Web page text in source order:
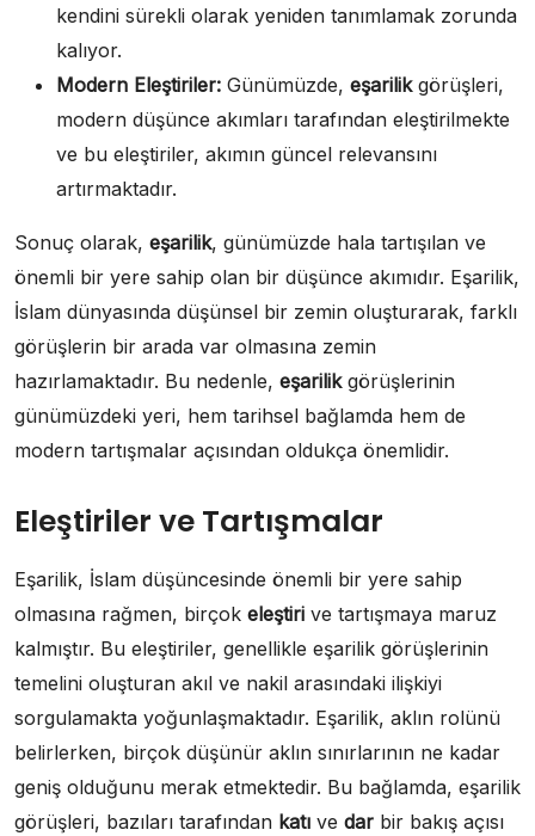
kendini sürekli olarak yeniden tanımlamak zorunda
kalıyor.
Modern Eleştiriler: Günümüzde, eşarilikgörüşleri,
modern düşünce akımları tarafından eleştirilmekte
ve bu eleştiriler, akımın güncel relevansını
artırmaktadır.
Sonuç olarak, eşarilik, günümüzde hala tartışılan ve
önemli bir yere sahip olan bir düşünce akımıdır. Eşarilik,
İslam dünyasında düşünsel bir zemin oluşturarak, farklı
görüşlerin bir arada var olmasına zemin
hazırlamaktadır. Bu nedenle, eşarilikgörüşlerinin
günümüzdeki yeri, hem tarihsel bağlamda hem de
modern tartışmalar açısından oldukça önemlidir.
Eleştiriler ve Tartışmalar
Eşarilik, İslam düşüncesinde önemli bir yere sahip
olmasına rağmen, birçok eleştiri ve tartışmaya maruz
kalmıştır. Bu eleştiriler, genellikle eşarilik görüşlerinin
temelini oluşturan akıl ve nakil arasındaki ilişkiyi
sorgulamakta yoğunlaşmaktadır. Eşarilik, aklın rolünü
belirlerken, birçok düşünür aklın sınırlarının ne kadar
geniş olduğunu merak etmektedir. Bu bağlamda, eşarilik
görüşleri, bazıları tarafından katı ve dar bir bakış açısı